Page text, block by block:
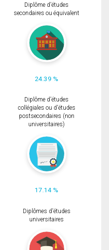
Diplôme d'études
secondaires ou équivalent
24.39 %
Diplôme d'études
collégiales ou d'études
postsecondaires (non
universitaires)
17.14 %
Diplômes d'études
universitaires